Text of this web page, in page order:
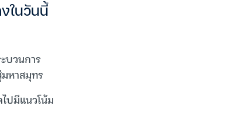
ในวันนี้
บวนการ
หาสมุทร
ปมีแนวโน้ม